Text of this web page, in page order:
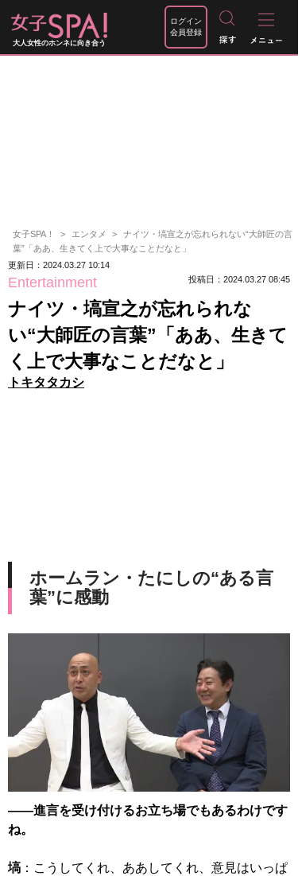
大人女性のホンネに向き合う
ログイン
会員登録
女子SPA！ エンタメ
ナイツ・塙宣之が忘れられない“大師匠の言
葉”「ああ、生きてく上で大事なことだなと」
更新日：2024.03.27 10:14
Entertainment 投稿日：2024.03.27 08:45
ナイツ・塙宣之が忘れられな
い“大師匠の言葉”「ああ、生きて
く上で大事なことだなと」
トキタタカシ
ホームラン・たにしの“ある言
葉”に感動
――進言を受け付けるお立ち場でもあるわけです
ね。
塙 ：こうしてくれ、ああしてくれ、意見はいっぱ